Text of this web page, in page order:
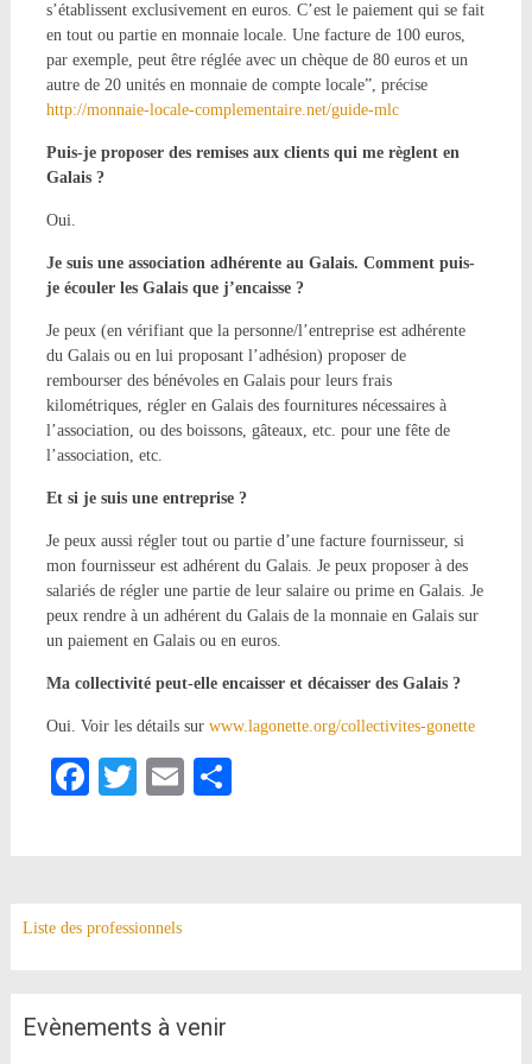
s’établissent exclusivement en euros. C’est le paiement qui se fait
en tout ou partie en monnaie locale. Une facture de 100 euros,
par exemple, peut être réglée avec un chèque de 80 euros et un
autre de 20 unités en monnaie de compte locale”, précise
http://monnaie-locale-complementaire.net/guide-mlc
Puis-je proposer des remises aux clients qui me règlent en
Galais ?
Oui.
Je suis une association adhérente au Galais. Comment puis-
je écouler les Galais que j’encaisse ?
Je peux (en vérifiant que la personne/l’entreprise est adhérente
du Galais ou en lui proposant l’adhésion) proposer de
rembourser des bénévoles en Galais pour leurs frais
kilométriques, régler en Galais des fournitures nécessaires à
l’association, ou des boissons, gâteaux, etc. pour une fête de
l’association, etc.
Et si je suis une entreprise ?
Je peux aussi régler tout ou partie d’une facture fournisseur, si
mon fournisseur est adhérent du Galais. Je peux proposer à des
salariés de régler une partie de leur salaire ou prime en Galais. Je
peux rendre à un adhérent du Galais de la monnaie en Galais sur
un paiement en Galais ou en euros.
Ma collectivité peut-elle encaisser et décaisser des Galais ?
Oui. Voir les détails sur www.lagonette.org/collectivites-gonette
Facebook
TwitterEmail
Liste des professionnels
Evènements à venir